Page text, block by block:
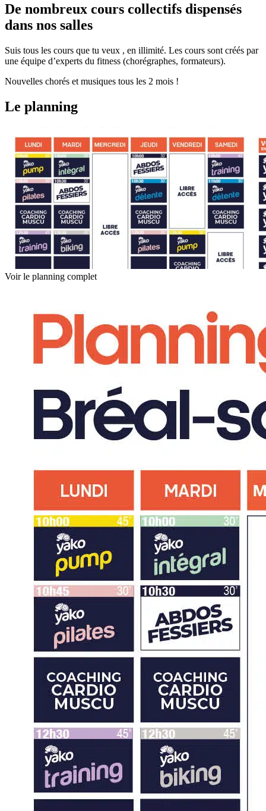
De nombreux cours collectifs dispensés
dans nos salles
Suis tous les cours que tu veux , en illimité. Les cours sont créés par
une équipe d’experts du fitness (chorégraphes, formateurs).
Nouvelles chorés et musiques tous les 2 mois !
Le planning
Voir le planning complet